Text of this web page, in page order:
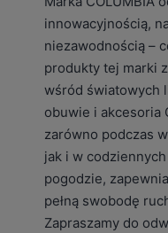
innowacyjnością,
niezawodnością –
produkty tej marki
wśród światowych
obuwie i akcesoria
zarówno podczas
jak i w
pogodzie,
pełną swobodę
Zapraszamy do